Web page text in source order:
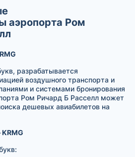
аэропорта Ром
разрабатывается
воздушного транспорта и
и системами бронирования
Ром Ричард Б Расселл может
дешевых авиабилетов на